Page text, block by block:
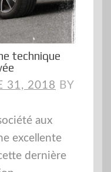
technique
31, 2018 BY
aux
excellente
dernière